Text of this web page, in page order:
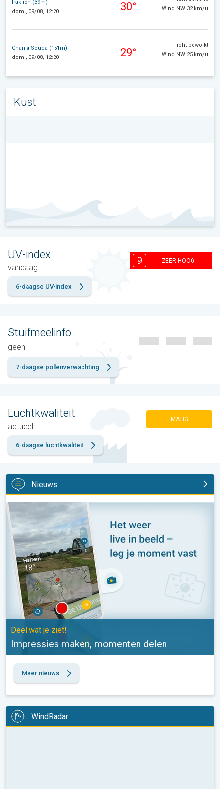
Iraklion (39m)
dom., 09/08, 12:20
30°
Wind NW 32 km/u
Chania Souda (151m)
dom., 09/08, 12:20
29°
licht bewolkt
Wind NW 25 km/u
Kust
UV-index
vandaag
9 ZEER HOOG
6-daagse UV-index
Stuifmeelinfo
geen
7-daagse pollenverwachting
Luchtkwaliteit
actueel
MATIG
6-daagse luchtkwaliteit
Nieuws
Impressies maken, momenten delen. Deel wat je ziet!. . .
Deel wat je ziet!
Impressies maken, momenten delen
Meer nieuws
WindRadar